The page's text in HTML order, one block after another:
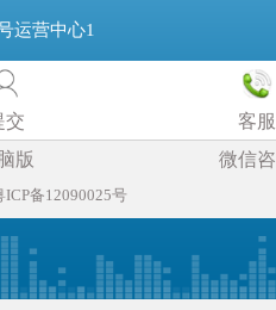
运营中心1
交
客服
版 微信
备12090025号